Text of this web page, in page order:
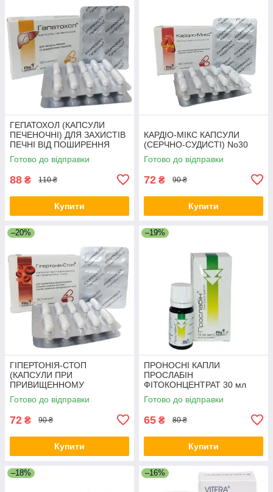
ГЕПАТОХОЛ (КАПСУЛИ
ПЕЧЕНОЧНІ) ДЛЯ ЗАХИСТІВ
ПЕЧНІ ВІД ПОШИРЕННЯ
ТОКСИН No30
Готово до відправки
88 ₴ 110 ₴
Купити
КАРДІО-МІКС КАПСУЛИ
(СЕРЧНО-СУДИСТІ) No30
Готово до відправки
72 ₴ 90 ₴
Купити
–20%
ГІПЕРТОНІЯ-СТОП
(КАПСУЛИ ПРИ
ПРИВИЩЕННОМУ
АРТЕРІАЛЬНОМУ ДАВЛЕНІ)
No30
Готово до відправки
72 ₴ 90 ₴
Купити
–19%
ПРОНОСНІ КАПЛИ
ПРОСЛАБІН
ФІТОКОНЦЕНТРАТ 30 мл
Готово до відправки
65 ₴ 80 ₴
Купити
–18% –16%